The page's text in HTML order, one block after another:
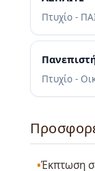
Πτυχίο -
Πτυχίο -
Έκπτωση